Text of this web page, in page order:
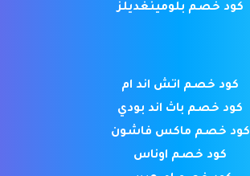
كود خصم بلومينغديلز
كود خصم اتش اند ام
كود خصم باث اند بودي
كود خصم ماكس فاشون
كود خصم اوناس